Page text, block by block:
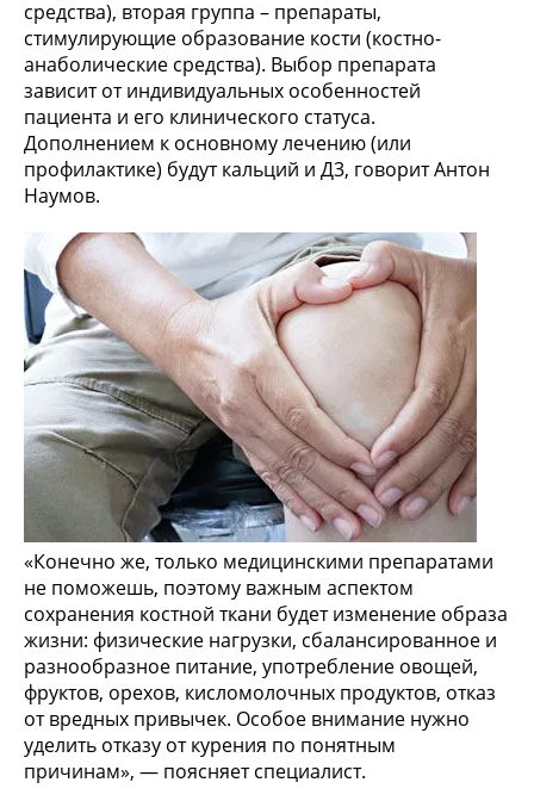
средства), вторая группа – препараты,
стимулирующие образование кости (костно-
анаболические средства). Выбор препарата
зависит от индивидуальных особенностей
пациента и его клинического статуса.
Дополнением к основному лечению (или
профилактике) будут кальций и Д3, говорит Антон
Наумов.
«Конечно же, только медицинскими препаратами
не поможешь, поэтому важным аспектом
сохранения костной ткани будет изменение образа
жизни: физические нагрузки, сбалансированное и
разнообразное питание, употребление овощей,
фруктов, орехов, кисломолочных продуктов, отказ
от вредных привычек. Особое внимание нужно
уделить отказу от курения по понятным
причинам», — поясняет специалист.